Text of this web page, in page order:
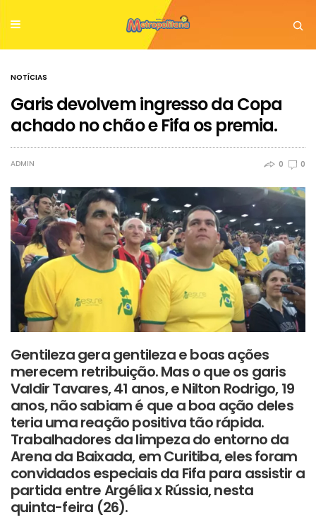
NOTÍCIAS
Garis devolvem ingresso da Copa
achado no chão e Fifa os premia.
ADMIN 0 0
Gentileza gera gentileza e boas ações
merecem retribuição. Mas o que os garis
Valdir Tavares, 41 anos, e Nilton Rodrigo, 19
anos, não sabiam é que a boa ação deles
teria uma reação positiva tão rápida.
Trabalhadores da limpeza do entorno da
Arena da Baixada, em Curitiba, eles foram
convidados especiais da Fifa para assistir a
partida entre Argélia x Rússia, nesta
quinta-feira (26).